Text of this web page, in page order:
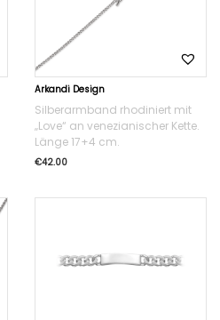
Arkandi Design
Silberarmband rhodiniert mit
„Love“ an venezianischer Kette.
Länge 17+4 cm.
€42.00